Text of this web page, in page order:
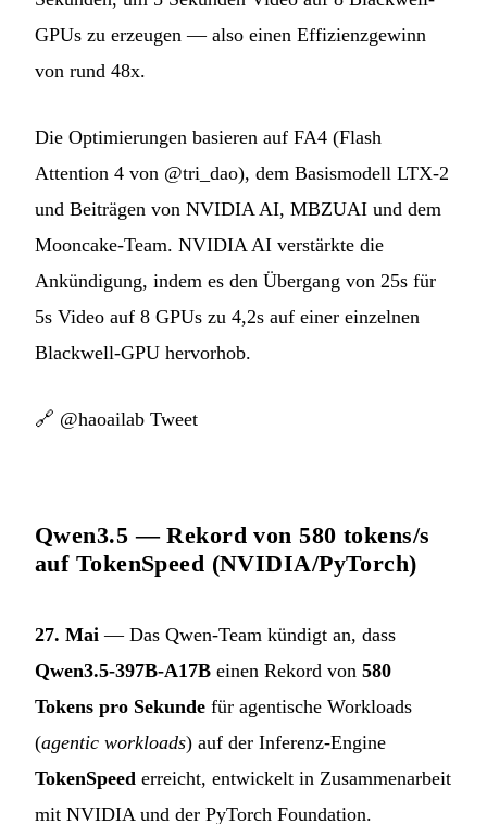
GPUs zu erzeugen — also einen Effizienzgewinn
von rund 48x.
Die Optimierungen basieren auf FA4 (Flash
Attention 4 von @tri_dao), dem Basismodell LTX-2
und Beiträgen von NVIDIA AI, MBZUAI und dem
Mooncake-Team. NVIDIA AI verstärkte die
Ankündigung, indem es den Übergang von 25s für
5s Video auf 8 GPUs zu 4,2s auf einer einzelnen
Blackwell-GPU hervorhob.
🔗 @haoailab Tweet
Qwen3.5 — Rekord von 580 tokens/s
auf TokenSpeed (NVIDIA/PyTorch)
27. Mai — Das Qwen-Team kündigt an, dass
Qwen3.5-397B-A17B einen Rekord von 580
Tokens pro Sekunde für agentische Workloads
(agentic workloads) auf der Inferenz-Engine
TokenSpeed erreicht, entwickelt in Zusammenarbeit
mit NVIDIA und der PyTorch Foundation.